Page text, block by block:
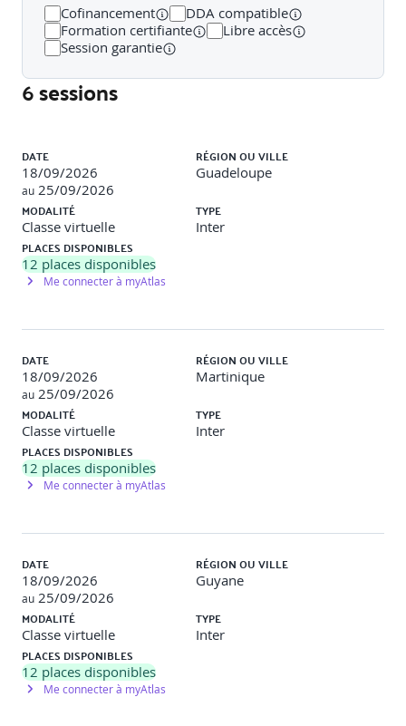
Cofinancement
DDA compatible
Formation certifiante
Libre accès
Session garantie
6 sessions
DATE
18/09/2026
au 25/09/2026
RÉGION OU VILLE
Guadeloupe
MODALITÉ
Classe virtuelle
TYPE
Inter
PLACES DISPONIBLES
12 places disponibles
Me connecter à myAtlas
DATE
18/09/2026
au 25/09/2026
RÉGION OU VILLE
Martinique
MODALITÉ
Classe virtuelle
TYPE
Inter
PLACES DISPONIBLES
12 places disponibles
Me connecter à myAtlas
DATE
18/09/2026
au 25/09/2026
RÉGION OU VILLE
Guyane
MODALITÉ
Classe virtuelle
TYPE
Inter
PLACES DISPONIBLES
12 places disponibles
Me connecter à myAtlas